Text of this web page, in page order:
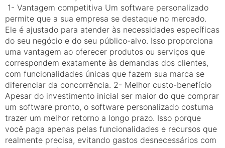
1- Vantagem competitiva Um software personalizado
permite que a sua empresa se destaque no mercado.
Ele é ajustado para atender às necessidades específicas
do seu negócio e do seu público-alvo. Isso proporciona
uma vantagem ao oferecer produtos ou serviços que
correspondem exatamente às demandas dos clientes,
com funcionalidades únicas que fazem sua marca se
diferenciar da concorrência. 2- Melhor custo-benefício
Apesar do investimento inicial ser maior do que comprar
um software pronto, o software personalizado costuma
trazer um melhor retorno a longo prazo. Isso porque
você paga apenas pelas funcionalidades e recursos que
realmente precisa, evitando gastos desnecessários com